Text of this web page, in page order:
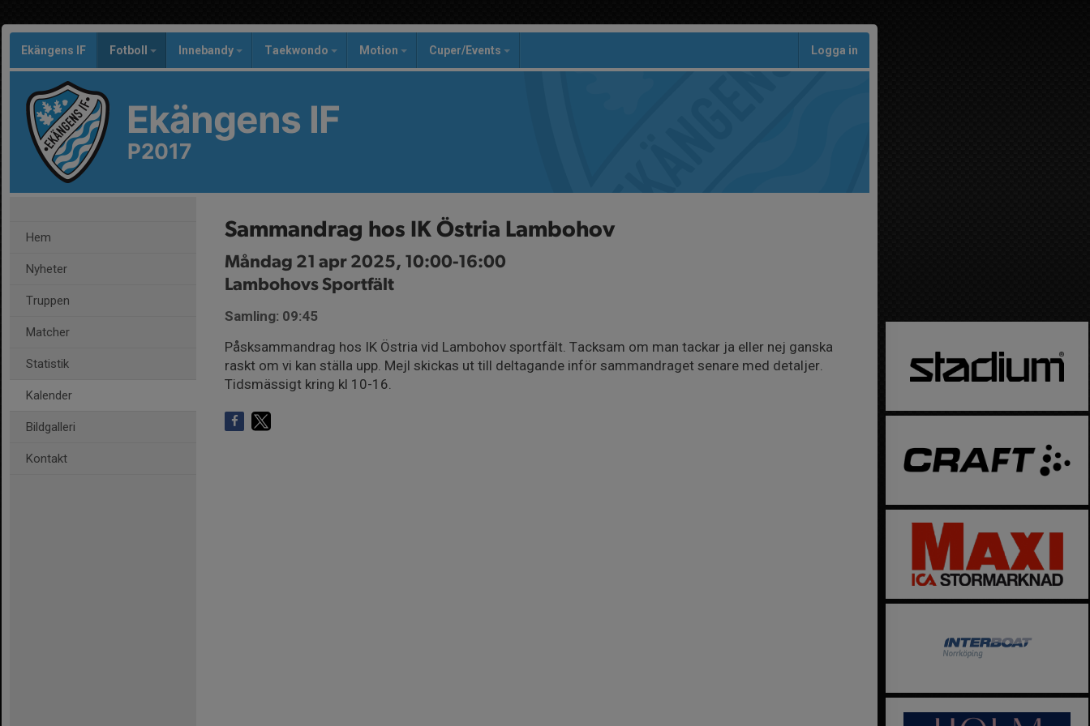
Ekängens IF Fotboll Innebandy Taekwondo Motion Cuper/Events Logga in
Ekängens IF
P2017
Hem
Nyheter
Truppen
Matcher
Statistik
Kalender
Bildgalleri
Kontakt
Sammandrag hos IK Östria Lambohov
Måndag 21 apr 2025, 10:00-16:00
Lambohovs Sportfält
Samling: 09:45
Påsksammandrag hos IK Östria vid Lambohov sportfält. Tacksam om man tackar ja eller nej ganska
raskt om vi kan ställa upp. Mejl skickas ut till deltagande inför sammandraget senare med detaljer.
Tidsmässigt kring kl 10-16.